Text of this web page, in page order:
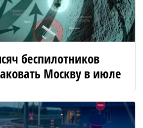
беспилотников
Москву в июле